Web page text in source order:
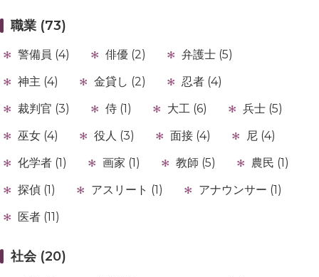
職業 (73)
警備員 (4) 俳優 (2)
弁護士 (5)
神主 (4)
金貸し (2)
忍者 (4)
裁判官 (3)
侍 (1) 大工 (6)
兵士 (5)
巫女 (4)
役人 (3) 面接 (4)
尼 (4)
化学者 (1)
画家 (1) 教師 (5)
農民 (1)
探偵 (1)
アスリート (1)
アナウンサー (1)
医者 (11)
社会 (20)